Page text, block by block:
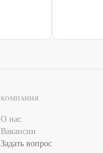
КОМПАНИЯ
О нас
Вакансии
Задать вопрос